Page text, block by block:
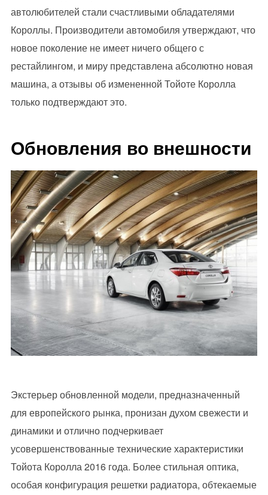
автолюбителей стали счастливыми обладателями
Короллы. Производители автомобиля утверждают, что
новое поколение не имеет ничего общего с
рестайлингом, и миру представлена абсолютно новая
машина, а отзывы об измененной Тойоте Королла
только подтверждают это.
Обновления во внешности
Экстерьер обновленной модели, предназначенный
для европейского рынка, пронизан духом свежести и
динамики и отлично подчеркивает
усовершенствованные технические характеристики
Тойота Королла 2016 года. Более стильная оптика,
особая конфигурация решетки радиатора, обтекаемые